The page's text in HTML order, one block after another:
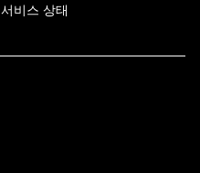
서비스 상태